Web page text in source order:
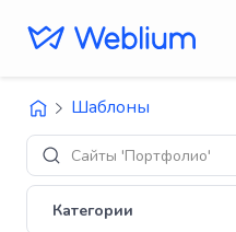
Шаблоны
Сайты 'Портфолио'
Категории